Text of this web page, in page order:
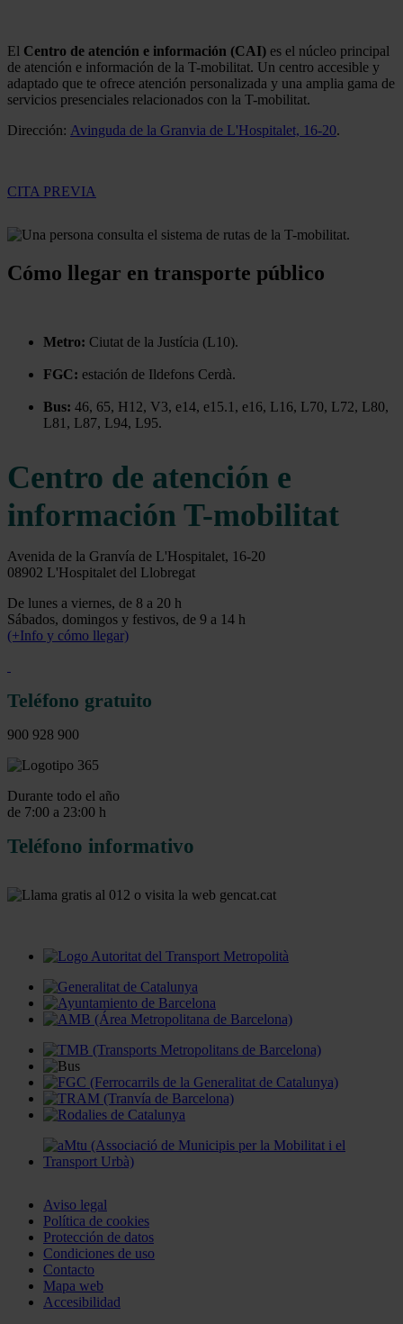
El Centro de atención e información (CAI) es el núcleo principal
de atención e información de la T-mobilitat. Un centro accesible y
adaptado que te ofrece atención personalizada y una amplia gama de
servicios presenciales relacionados con la T-mobilitat.
Dirección: Avinguda de la Granvia de L'Hospitalet, 16-20.
CITA PREVIA
Cómo llegar en transporte público
Metro: Ciutat de la Justícia (L10).
FGC: estación de Ildefons Cerdà.
Bus: 46, 65, H12, V3, e14, e15.1, e16, L16, L70, L72, L80,
L81, L87, L94, L95.
Centro de atención e
información T-mobilitat
Avenida de la Granvía de L'Hospitalet, 16-20
08902 L'Hospitalet del Llobregat
De lunes a viernes, de 8 a 20 h
Sábados, domingos y festivos, de 9 a 14 h
(+Info y cómo llegar)
Teléfono gratuito
900 928 900
Durante todo el año
de 7:00 a 23:00 h
Teléfono informativo
Aviso legal
Política de cookies
Protección de datos
Condiciones de uso
Contacto
Mapa web
Accesibilidad